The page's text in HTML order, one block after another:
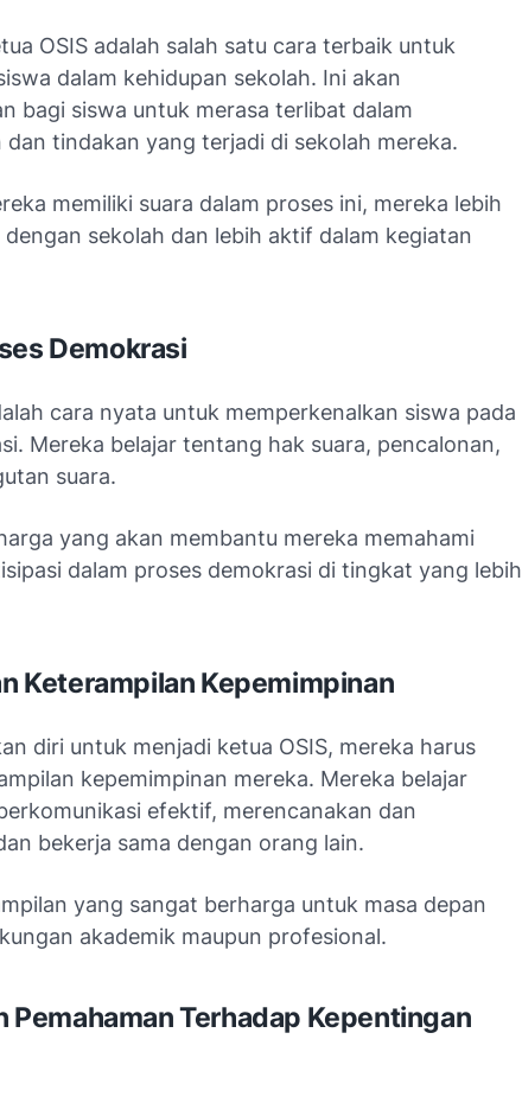
OSIS adalah salah satu cara terbaik untuk
dalam kehidupan sekolah. Ini akan
bagi siswa untuk merasa terlibat dalam
tindakan yang terjadi di sekolah mereka.
memiliki suara dalam proses ini, mereka lebih
sekolah dan lebih aktif dalam kegiatan
Demokrasi
cara nyata untuk memperkenalkan siswa pada
Mereka belajar tentang hak suara, pencalonan,
suara.
yang akan membantu mereka memahami
dalam proses demokrasi di tingkat yang lebih
Keterampilan Kepemimpinan
diri untuk menjadi ketua OSIS, mereka harus
kepemimpinan mereka. Mereka belajar
efektif, merencanakan dan
bekerja sama dengan orang lain.
yang sangat berharga untuk masa depan
akademik maupun profesional.
Pemahaman Terhadap Kepentingan